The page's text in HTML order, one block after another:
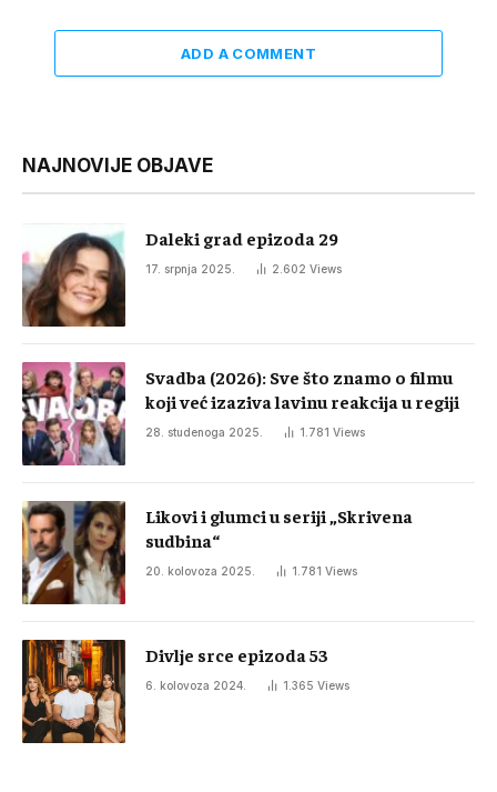
ADD A COMMENT
NAJNOVIJE OBJAVE
Daleki grad epizoda 29
17. srpnja 2025. 2.602 Views
Svadba (2026): Sve što znamo o filmu
koji već izaziva lavinu reakcija u regiji
28. studenoga 2025. 1.781 Views
Likovi i glumci u seriji „Skrivena
sudbina“
20. kolovoza 2025. 1.781 Views
Divlje srce epizoda 53
6. kolovoza 2024. 1.365 Views